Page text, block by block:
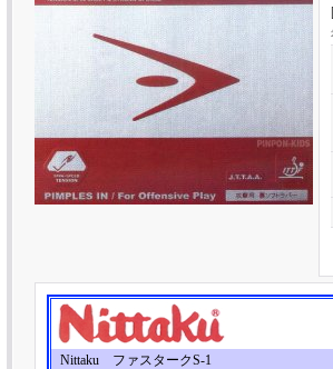
Nittaku ファスタークS-1